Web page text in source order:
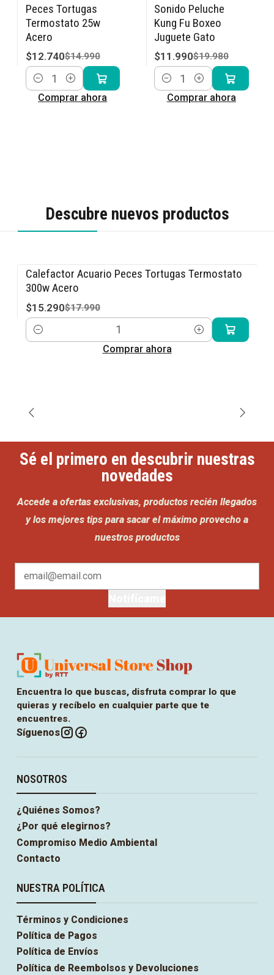
Peces Tortugas
Termostato 25w
Acero
$12.740$14.990
Cantidad
Comprar ahora
Sonido Peluche
Kung Fu Boxeo
Juguete Gato
$11.990$19.980
Cantidad
Comprar ahora
Descubre nuevos productos
-15% OFF
Calefactor Acuario Peces Tortugas Termostato
300w Acero
$15.290$17.990
Cantidad
Comprar ahora
Sé el primero en descubrir nuestras
novedades
Accede a ofertas exclusivas, productos recién llegados
y los mejores tips para sacar el máximo provecho a
nuestros productos
Encuentra lo que buscas, disfruta comprar lo que
quieras y recíbelo en cualquier parte que te
encuentres.
Síguenos
NOSOTROS
¿Quiénes Somos?
¿Por qué elegirnos?
Compromiso Medio Ambiental
Contacto
NUESTRA POLÍTICA
Términos y Condiciones
Política de Pagos
Política de Envíos
Política de Reembolsos y Devoluciones